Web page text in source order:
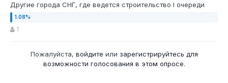
Другие города СНГ, где ведется строительство I очереди
1
Пожалуйста, войдите или зарегистрируйтесь для
возможности голосования в этом опросе.